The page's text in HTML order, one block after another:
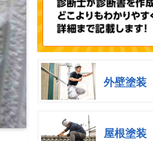
外壁塗装
屋根塗装